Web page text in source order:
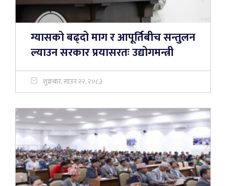
ग्यासको बढ्दो माग र आपूर्तिबीच सन्तुलन
ल्याउन सरकार प्रयासरतः उद्योगमन्त्री
शुक्रबार, साउन २२, २०८३